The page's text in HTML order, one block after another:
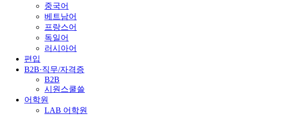
중국어
베트남어
프랑스어
독일어
러시아어
편입
B2B·직무/자격증
B2B
시원스쿨쓸
어학원
LAB 어학원